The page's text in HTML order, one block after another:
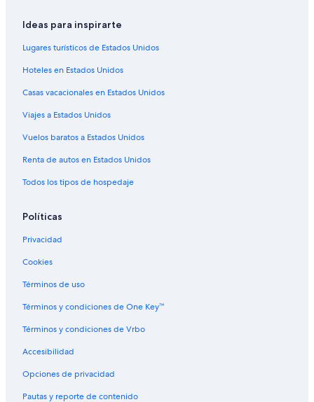
Ideas para inspirarte
Lugares turísticos de Estados Unidos
Hoteles en Estados Unidos
Casas vacacionales en Estados Unidos
Viajes a Estados Unidos
Vuelos baratos a Estados Unidos
Renta de autos en Estados Unidos
Todos los tipos de hospedaje
Políticas
Privacidad
Cookies
Términos de uso
Términos y condiciones de One Key™
Términos y condiciones de Vrbo
Accesibilidad
Opciones de privacidad
Pautas y reporte de contenido